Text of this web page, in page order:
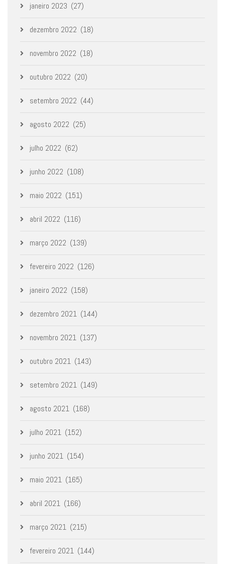
janeiro 2023 (27)
dezembro 2022 (18)
novembro 2022 (18)
outubro 2022 (20)
setembro 2022 (44)
agosto 2022 (25)
julho 2022 (62)
junho 2022 (108)
maio 2022 (151)
abril 2022 (116)
março 2022 (139)
fevereiro 2022 (126)
janeiro 2022 (158)
dezembro 2021 (144)
novembro 2021 (137)
outubro 2021 (143)
setembro 2021 (149)
agosto 2021 (168)
julho 2021 (152)
junho 2021 (154)
maio 2021 (165)
abril 2021 (166)
março 2021 (215)
fevereiro 2021 (144)